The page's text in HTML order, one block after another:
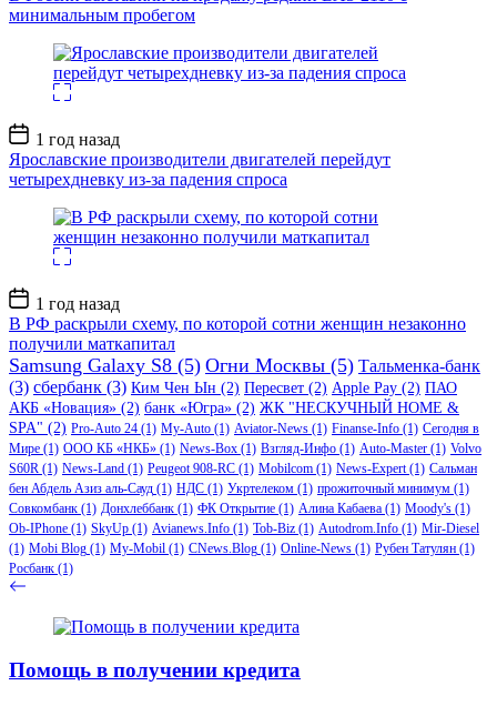
минимальным пробегом
Дата
записи
1 год назад
Ярославские производители двигателей перейдут
четырехдневку из-за падения спроса
Дата
записи
1 год назад
В РФ раскрыли схему, по которой сотни женщин незаконно
получили маткапитал
Samsung Galaxy S8 (5) Огни Москвы (5) Тальменка-банк
(3) сбербанк (3) Ким Чен Ын (2) Пересвет (2) Apple Pay (2) ПАО
АКБ «Новация» (2) банк «Югра» (2) ЖК "НЕСКУЧНЫЙ HOME &
SPA" (2) Pro-Auto 24 (1) My-Auto (1) Aviator-News (1) Finanse-Info (1) Сегодня в
Мире (1) ООО КБ «НКБ» (1) News-Box (1) Взгляд-Инфо (1) Auto-Master (1) Volvo
S60R (1) News-Land (1) Peugeot 908-RC (1) Mobilcom (1) News-Expert(1) Сальман
бен Абдель Азиз аль-Сауд (1) НДС (1) Укртелеком (1) прожиточный минимум (1)
Совкомбанк (1) Донхлеббанк (1) ФК Открытие (1) Алина Кабаева (1) Moody's (1)
Ob-IPhone (1) SkyUp (1) Avianews.Info (1) Tob-Biz (1) Autodrom.Info (1) Mir-Diesel
(1) Mobi Blog (1) My-Mobil (1) CNews.Blog (1) Online-News (1) Рубен Татулян (1)
Росбанк (1)
Помощь в получении кредита